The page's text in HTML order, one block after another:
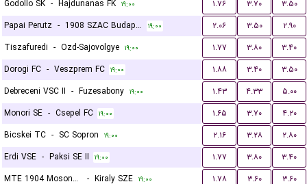
Godollo SK - Hajdunanas FK ۱۹:۰۰ ۱.۷۶ ۳.۷۰
۳.۵۰
Papai Perutz - 1908 SZAC Budapest ۱۹:۰۰ ۲.۰۶ ۳.۵۰
۲.۹۰
Tiszafuredi - Ozd-Sajovolgye ۱۹:۰۰ ۱.۷۷ ۳.۸۰
۳.۴۰
Dorogi FC - Veszprem FC ۱۹:۰۰ ۱.۸۸ ۳.۴۰
۳.۵۰
Debreceni VSC II - Fuzesabony ۱۹:۰۰ ۱.۴۳ ۴.۳۳
۵.۰۰
Monori SE - Csepel FC ۱۹:۰۰ ۱.۶۵ ۳.۷۰
۴.۲۰
Bicskei TC - SC Sopron ۱۹:۰۰ ۲.۱۶ ۳.۲۸
۲.۸۰
Erdi VSE - Paksi SE II ۱۹:۰۰ ۱.۷۷ ۳.۸۰
۳.۴۰
MTE 1904 Mosonmagyarovar
- Kiraly SZE ۱۹:۰۰ ۱.۷۸ ۳.۶۰
۳.۶۰